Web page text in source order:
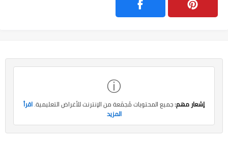
ⓘ
إشعار مهم:جميع المحتويات مُجمّعة من الإنترنت للأغراض التعليمية.اقرأ
المزيد